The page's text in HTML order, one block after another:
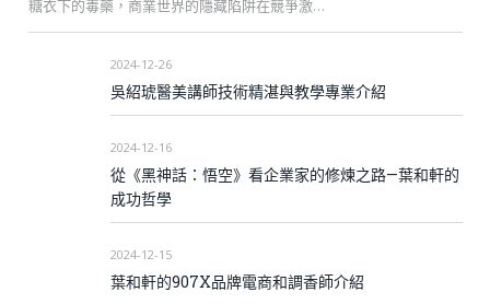
糖衣下的毒藥，商業世界的隱藏陷阱在競爭激…
2024-12-26
吳紹琥醫美講師技術精湛與教學專業介紹
2024-12-16
從《黑神話：悟空》看企業家的修煉之路—葉和軒的
成功哲學
2024-12-15
葉和軒的907X品牌電商和調香師介紹